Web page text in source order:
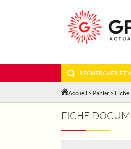
RECHERCHER ET
Accueil > Panier > Fiche
FICHE